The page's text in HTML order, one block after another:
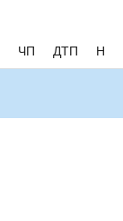
ЧП ДТП